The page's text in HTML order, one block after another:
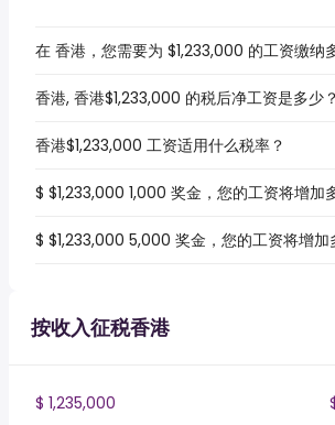
在 香港，您需要为 $1,233,000 的工资缴纳
香港, 香港$1,233,000 的税后净工资是多少？
香港$1,233,000 工资适用什么税率？
$ $1,233,000 1,000 奖金，您的工资将增加
$ $1,233,000 5,000 奖金，您的工资将增加
按收入征税香港
$ 1,235,000